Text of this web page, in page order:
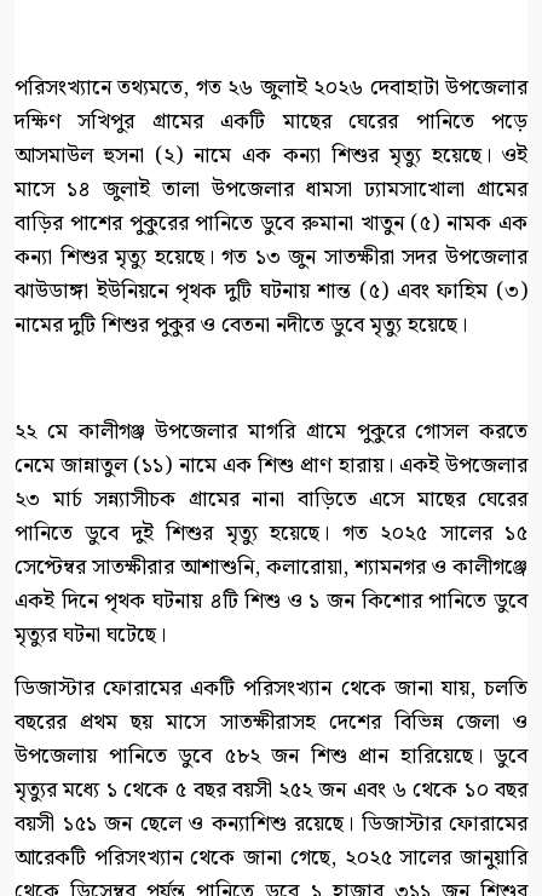
পরিসংখ্যানে তথ্যমতে, গত ২৬ জুলাই ২০২৬ দেবাহাটা উপজেলার
দক্ষিণ সখিপুর গ্রামের একটি মাছের ঘেরের পানিতে পড়ে
আসমাউল হুসনা (২) নামে এক কন্যা শিশুর মৃত্যু হয়েছে। ওই
মাসে ১৪ জুলাই তালা উপজেলার ধামসা ঢ্যামসাখোলা গ্রামের
বাড়ির পাশের পুকুরের পানিতে ডুবে রুমানা খাতুন (৫) নামক এক
কন্যা শিশুর মৃত্যু হয়েছে। গত ১৩ জুন সাতক্ষীরা সদর উপজেলার
ঝাউডাঙ্গা ইউনিয়নে পৃথক দুটি ঘটনায় শান্ত (৫) এবং ফাহিম (৩)
নামের দুটি শিশুর পুকুর ও বেতনা নদীতে ডুবে মৃত্যু হয়েছে।
২২ মে কালীগঞ্জ উপজেলার মাগরি গ্রামে পুকুরে গোসল করতে
নেমে জান্নাতুল (১১) নামে এক শিশু প্রাণ হারায়। একই উপজেলার
২৩ মার্চ সন্ন্যাসীচক গ্রামের নানা বাড়িতে এসে মাছের ঘেরের
পানিতে ডুবে দুই শিশুর মৃত্যু হয়েছে। গত ২০২৫ সালের ১৫
সেপ্টেম্বর সাতক্ষীরার আশাশুনি, কলারোয়া, শ্যামনগর ও কালীগঞ্জে
একই দিনে পৃথক ঘটনায় ৪টি শিশু ও ১ জন কিশোর পানিতে ডুবে
মৃত্যুর ঘটনা ঘটেছে।
ডিজাস্টার ফোরামের একটি পরিসংখ্যান থেকে জানা যায়, চলতি
বছরের প্রথম ছয় মাসে সাতক্ষীরাসহ দেশের বিভিন্ন জেলা ও
উপজেলায় পানিতে ডুবে ৫৮২ জন শিশু প্রান হারিয়েছে। ডুবে
মৃত্যুর মধ্যে ১ থেকে ৫ বছর বয়সী ২৫২ জন এবং ৬ থেকে ১০ বছর
বয়সী ১৫১ জন ছেলে ও কন্যাশিশু রয়েছে। ডিজাস্টার ফোরামের
আরেকটি পরিসংখ্যান থেকে জানা গেছে, ২০২৫ সালের জানুয়ারি